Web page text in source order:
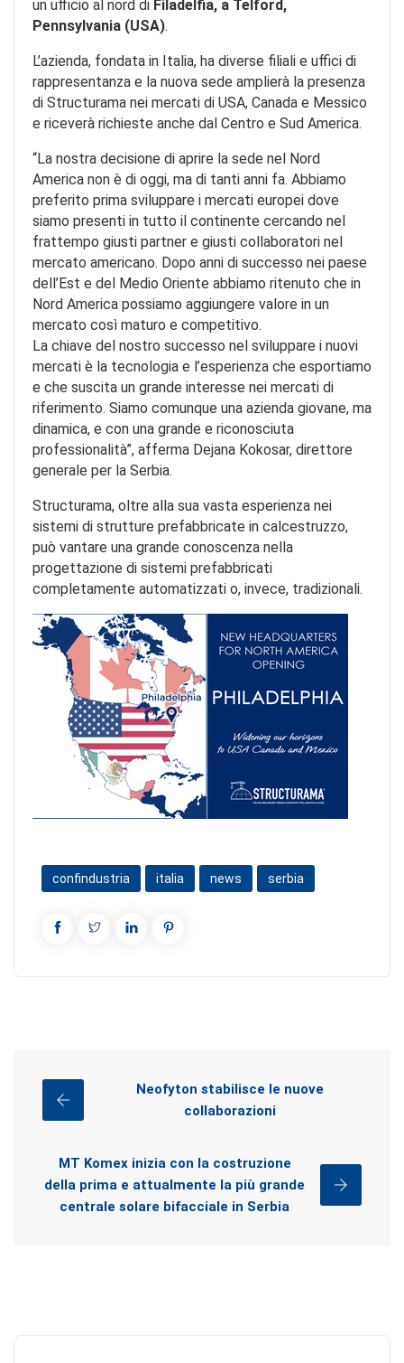
un ufficio al nord di Filadelfia, a Telford,
Pennsylvania (USA).
L’azienda, fondata in Italia, ha diverse filiali e uffici di
rappresentanza e la nuova sede amplierà la presenza
di Structurama nei mercati di USA, Canada e Messico
e riceverà richieste anche dal Centro e Sud America.
“La nostra decisione di aprire la sede nel Nord
America non è di oggi, ma di tanti anni fa. Abbiamo
preferito prima sviluppare i mercati europei dove
siamo presenti in tutto il continente cercando nel
frattempo giusti partner e giusti collaboratori nel
mercato americano. Dopo anni di successo nei paese
dell’Est e del Medio Oriente abbiamo ritenuto che in
Nord America possiamo aggiungere valore in un
mercato così maturo e competitivo.
La chiave del nostro successo nel sviluppare i nuovi
mercati è la tecnologia e l’esperienza che esportiamo
e che suscita un grande interesse nei mercati di
riferimento. Siamo comunque una azienda giovane, ma
dinamica, e con una grande e riconosciuta
professionalità”, afferma Dejana Kokosar, direttore
generale per la Serbia.
Structurama, oltre alla sua vasta esperienza nei
sistemi di strutture prefabbricate in calcestruzzo,
può vantare una grande conoscenza nella
progettazione di sistemi prefabbricati
completamente automatizzati o, invece, tradizionali.
confindustria italia news serbia
Neofyton stabilisce le nuove
collaborazioni
MT Komex inizia con la costruzione
della prima e attualmente la più grande
centrale solare bifacciale in Serbia